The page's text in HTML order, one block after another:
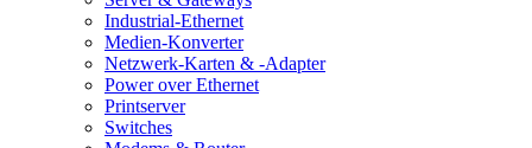
Industrial-Ethernet
Medien-Konverter
Netzwerk-Karten & -Adapter
Power over Ethernet
Printserver
Switches